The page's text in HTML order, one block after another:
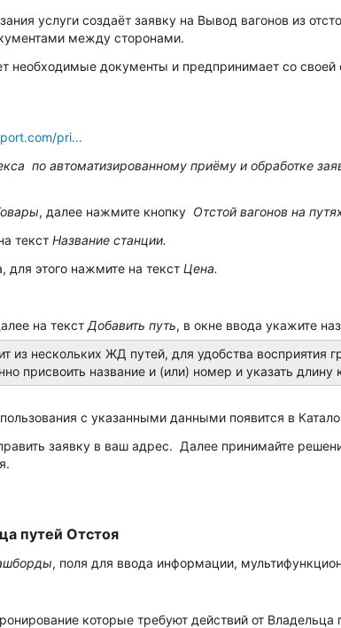
услуги создаёт заявку на Вывод вагонов из
между сторонами.
необходимые документы и предпринимает со
pri...
по автоматизированному приёму и обработке
, далее нажмите кнопку Отстой вагонов на
текст Название станции.
для этого нажмите на текст Цена.
на текст Добавить путь, в окне ввода укажите
из нескольких ЖД путей, для удобства
присвоить название и (или) номер и указать длину
с указанными данными появится в
заявку в ваш адрес. Далее принимайте
путей Отстоя
, поля для ввода информации,
которые требуют действий от Владельца